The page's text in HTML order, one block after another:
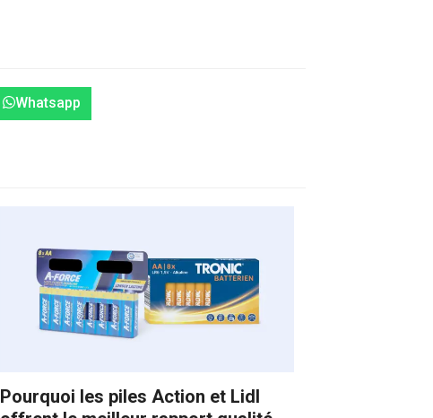
Whatsapp
Pourquoi les piles Action et Lidl